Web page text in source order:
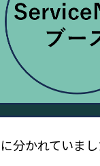
分かれていま